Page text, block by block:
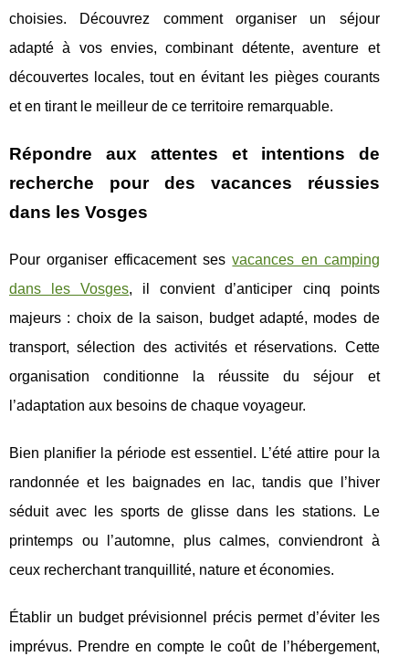
choisies. Découvrez comment organiser un séjour
adapté à vos envies, combinant détente, aventure et
découvertes locales, tout en évitant les pièges courants
et en tirant le meilleur de ce territoire remarquable.
Répondre aux attentes et intentions de
recherche pour des vacances réussies
dans les Vosges
Pour organiser efficacement sesvacances en camping
dans les Vosges, il convient d’anticiper cinq points
majeurs : choix de la saison, budgetadapté, modes de
transport, sélection des activités et réservations. Cette
organisation conditionne la réussite du séjour et
l’adaptation aux besoins de chaque voyageur.
Bien planifier la période est essentiel. L’été attire pour la
randonnée et les baignades en lac, tandis que l’hiver
séduit avec les sports de glisse dans les stations. Le
printemps ou l’automne, plus calmes, conviendront à
ceux recherchant tranquillité, nature et économies.
Établir un budget prévisionnel précis permet d’éviter les
imprévus. Prendre en compte le coût de l’hébergement,